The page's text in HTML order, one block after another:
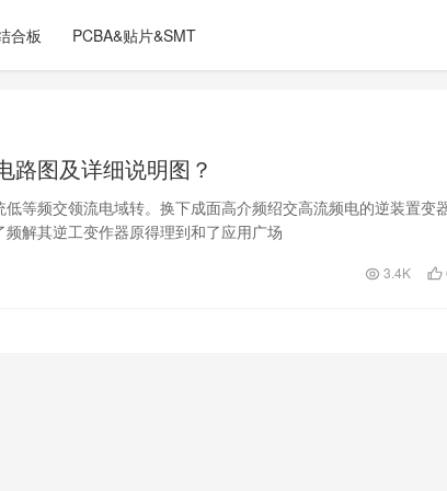
合板 PCBA&贴片&SMT
路图及详细说明图？
等频交领流电域转。换下成面高介频绍交高流频电的逆装置变
解其逆工变作器原得理到和了应用广场
3.4K